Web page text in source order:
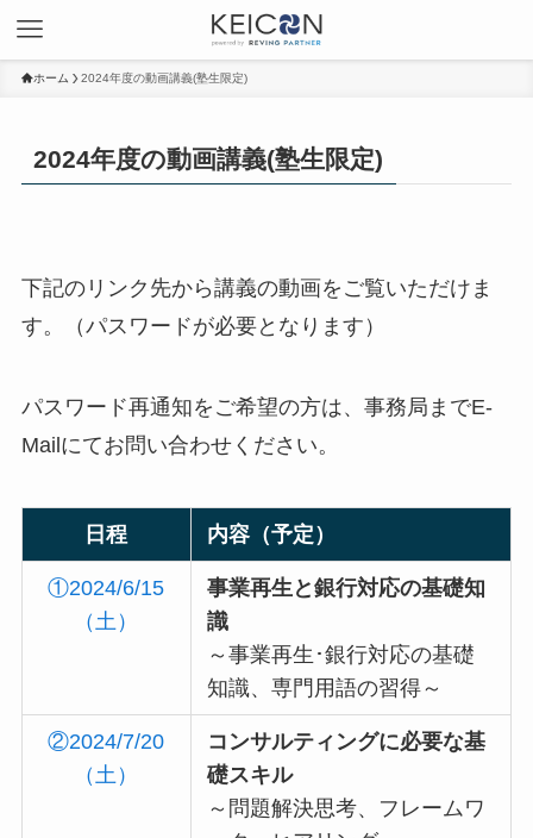
ホーム 2024年度の動画講義(塾生限定)
2024年度の動画講義(塾生限定)
下記のリンク先から講義の動画をご覧いただけま
す。（パスワードが必要となります）
パスワード再通知をご希望の方は、事務局までE-
Mailにてお問い合わせください。
日程 内容（予定）
①2024/6/15
（土）
事業再生と銀行対応の基礎知
識
～事業再生･銀行対応の基礎
知識、専門用語の習得～
②2024/7/20
（土）
コンサルティングに必要な基
礎スキル
～問題解決思考、フレームワ